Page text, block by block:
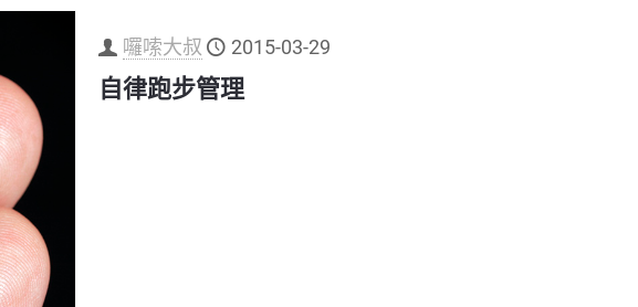
囉嗦大叔 2015-03-29
自律跑步管理